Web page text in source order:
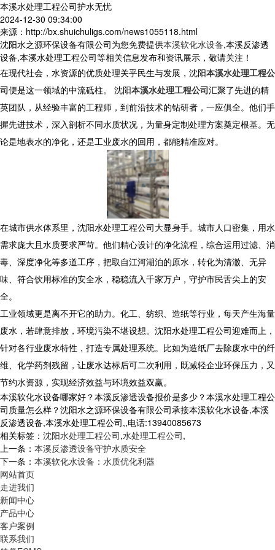
本溪水处理工程公司护水无忧
2024-12-30 09:34:00
来源：http://bx.shuichuligs.com/news1055118.html
沈阳水之源环保设备有限公司为您免费提供本溪软化水设备,本溪反渗透
设备,本溪水处理工程公司等相关信息发布和资讯展示，敬请关注！
在现代社会，水资源的优质处理关乎民生与发展，沈阳本溪水处理工程公
司便是这一领域的中流砥柱。 沈阳本溪水处理工程公司汇聚了先进的精
英团队，从经验丰富的工程师，到前沿技术的钻研者，一应俱全。他们手
握先进技术，深入剖析不同水质状况，为量身定制处理方案奠定根基。无
论是地表水的净化，还是工业废水的回用，都能精准应对。
在城市供水体系里，沈阳水处理工程公司大显身手。城市人口密集，用水
需求庞大且水质要求严苛。他们精心设计的净化流程，综合运用过滤、消
毒、深度净化等多道工序，把取自江河湖泊的原水，转化为清澈、无异
味、符合饮用标准的安全水，稳稳流入千家万户，守护市民舌尖上的安
全。
工业领域更是离不开它的助力。化工、纺织、造纸等行业，每天产生海量
废水，若肆意排放，环境污染不堪设想。沈阳水处理工程公司迎难而上，
针对各行业废水特性，打造专属处理系统。比如为造纸厂去除废水中的纤
维、化学药剂残留，让废水达标后可二次利用，既减轻企业环保压力，又
节约水资源，实现经济效益与环境效益双赢。
本溪软化水设备哪家好？本溪反渗透设备报价是多少？本溪水处理工程公
司质量怎么样？沈阳水之源环保设备有限公司承接本溪软化水设备,本溪
反渗透设备,本溪水处理工程公司,,电话:13940085673
相关标签： 沈阳水处理工程公司,水处理工程公司,
上一条： 本溪反渗透设备守护水质安全
下一条： 本溪软化水设备：水质优化利器
网站首页
走进我们
新闻中心
产品中心
客户案例
联系我们